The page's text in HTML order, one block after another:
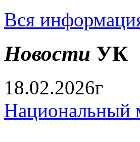
Вся
Новости УК
18.02.2026г
Национальный